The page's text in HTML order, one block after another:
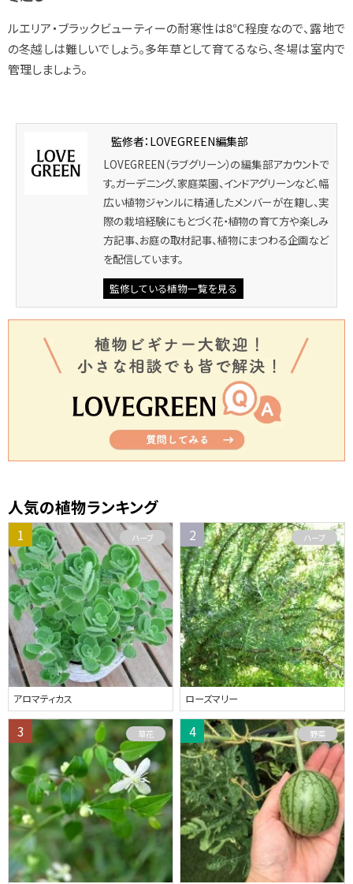
ルエリア・ブラックビューティーの耐寒性は8℃程度なので、露地で
の冬越しは難しいでしょう。多年草として育てるなら、冬場は室内で
管理しましょう。
監修者：LOVEGREEN編集部
LOVEGREEN（ラブグリーン）の編集部アカウントで
す。ガーデニング、家庭菜園、インドアグリーンなど、幅
広い植物ジャンルに精通したメンバーが在籍し、実
際の栽培経験にもとづく花・植物の育て方や楽しみ
方記事、お庭の取材記事、植物にまつわる企画など
を配信しています。
監修している植物一覧を見る
人気の植物ランキング
アロマティカス
ハーブ
ローズマリー
ハーブ
草花 野菜